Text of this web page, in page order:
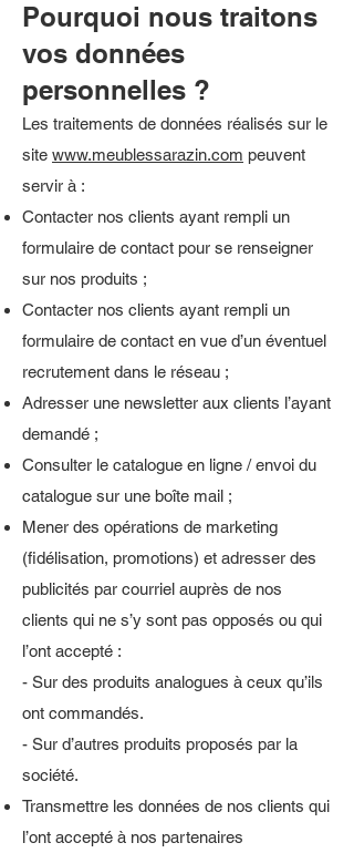
Pourquoi nous traitons
vos données
personnelles ?
Les traitements de données réalisés sur le
site www.meublessarazin.com peuvent
servir à :
Contacter nos clients ayant rempli un
formulaire de contact pour se renseigner
sur nos produits ;
Contacter nos clients ayant rempli un
formulaire de contact en vue d’un éventuel
recrutement dans le réseau ;
Adresser une newsletter aux clients l’ayant
demandé ;
Consulter le catalogue en ligne / envoi du
catalogue sur une boîte mail ;
Mener des opérations de marketing
(fidélisation, promotions) et adresser des
publicités par courriel auprès de nos
clients qui ne s’y sont pas opposés ou qui
l’ont accepté :
- Sur des produits analogues à ceux qu’ils
ont commandés.
- Sur d’autres produits proposés par la
société.
Transmettre les données de nos clients qui
l’ont accepté à nos partenaires